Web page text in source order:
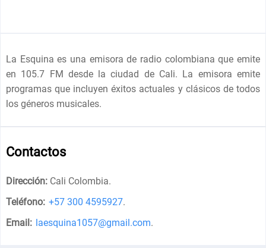
La Esquina es una emisora de radio colombiana que emite
en 105.7 FM desde la ciudad de Cali. La emisora emite
programas que incluyen éxitos actuales y clásicos de todos
los géneros musicales.
Contactos
Dirección: Cali Colombia.
Teléfono: +57 300 4595927.
Email: laesquina1057@gmail.com.